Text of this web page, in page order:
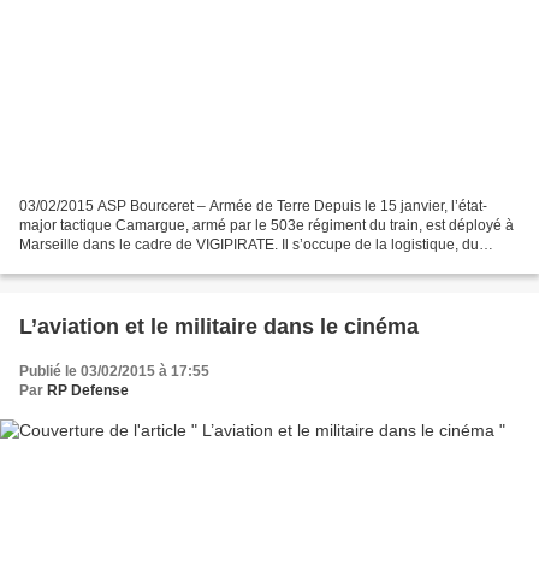
03/02/2015 ASP Bourceret – Armée de Terre Depuis le 15 janvier, l’état-
major tactique Camargue, armé par le 503e régiment du train, est déployé à
Marseille dans le cadre de VIGIPIRATE. Il s’occupe de la logistique, du
L’aviation et le militaire dans le cinéma
Publié le 03/02/2015 à 17:55
Par RP Defense